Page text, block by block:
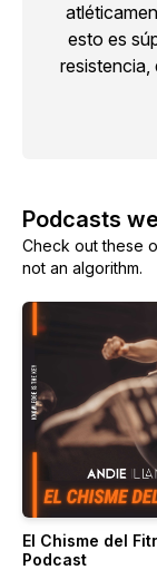
esto es
resistencia,
Podcasts
Check out these
not an algorithm.
El Chisme del
Podcast